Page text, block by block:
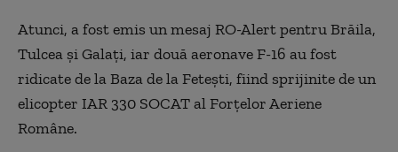
Atunci, a fost emis un mesaj RO-Alert pentru Brăila,
Tulcea şi Galaţi, iar două aeronave F-16 au fost
ridicate de la Baza de la Feteşti, fiind sprijinite de un
elicopter IAR 330 SOCAT al Forţelor Aeriene
Române.